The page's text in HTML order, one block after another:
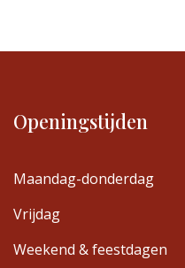
Openingstijden
Maandag-donderdag
Vrijdag
Weekend & feestdagen